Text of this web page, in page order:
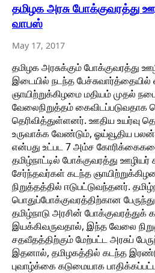
தமிழக அரசு போக்குவரத்து
வாபஸ்
May 17, 2017
தமிழக அரசுக்கும் போக்குவரத்து
இடையில் நடந்த பேச்சுவார்த்தையில்
ஞாயிற்றுக்கிழமை மதியம் முதல்
வேலைநிறுத்தம்
தெரிவித்துள்ளனர். ஊதிய உயர்வு
உருவாக்க வேண்டும், ஓய்வூதிய
என்பது உட்பட 7 அம்ச கோரிக்கைகளை
தமிழ்நாட்டில் போக்குவரத்து
சேர்ந்தவர்கள் கடந்த
நிறுத்தத்தில் ஈடுபட்டுவந்தனர்.
பொதுப்போக்குவரத்திற்கான
தமிழ்நாடு அரசின்
இயக்கிவருவதால், இந்த வேலை
சதவீதத்திற்கும் மேற்பட்ட அரசுப்
இதனால், தமிழகத்தில் கடந்த
புவாழ்க்கை கடுமையாக